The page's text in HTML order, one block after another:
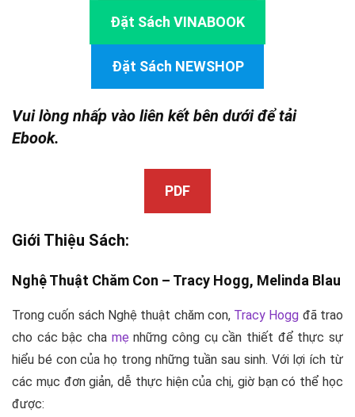
Đặt Sách VINABOOK
Đặt Sách NEWSHOP
Vui lòng nhấp vào liên kết bên dưới để tải
Ebook.
PDF
Giới Thiệu Sách:
Nghệ Thuật Chăm Con – Tracy Hogg, Melinda Blau
Trong cuốn sách Nghệ thuật chăm con, Tracy Hogg đã trao
cho các bậc cha mẹ những công cụ cần thiết để thực sự
hiểu bé con của họ trong những tuần sau sinh. Với lợi ích từ
các mục đơn giản, dễ thực hiện của chị, giờ bạn có thể học
được: